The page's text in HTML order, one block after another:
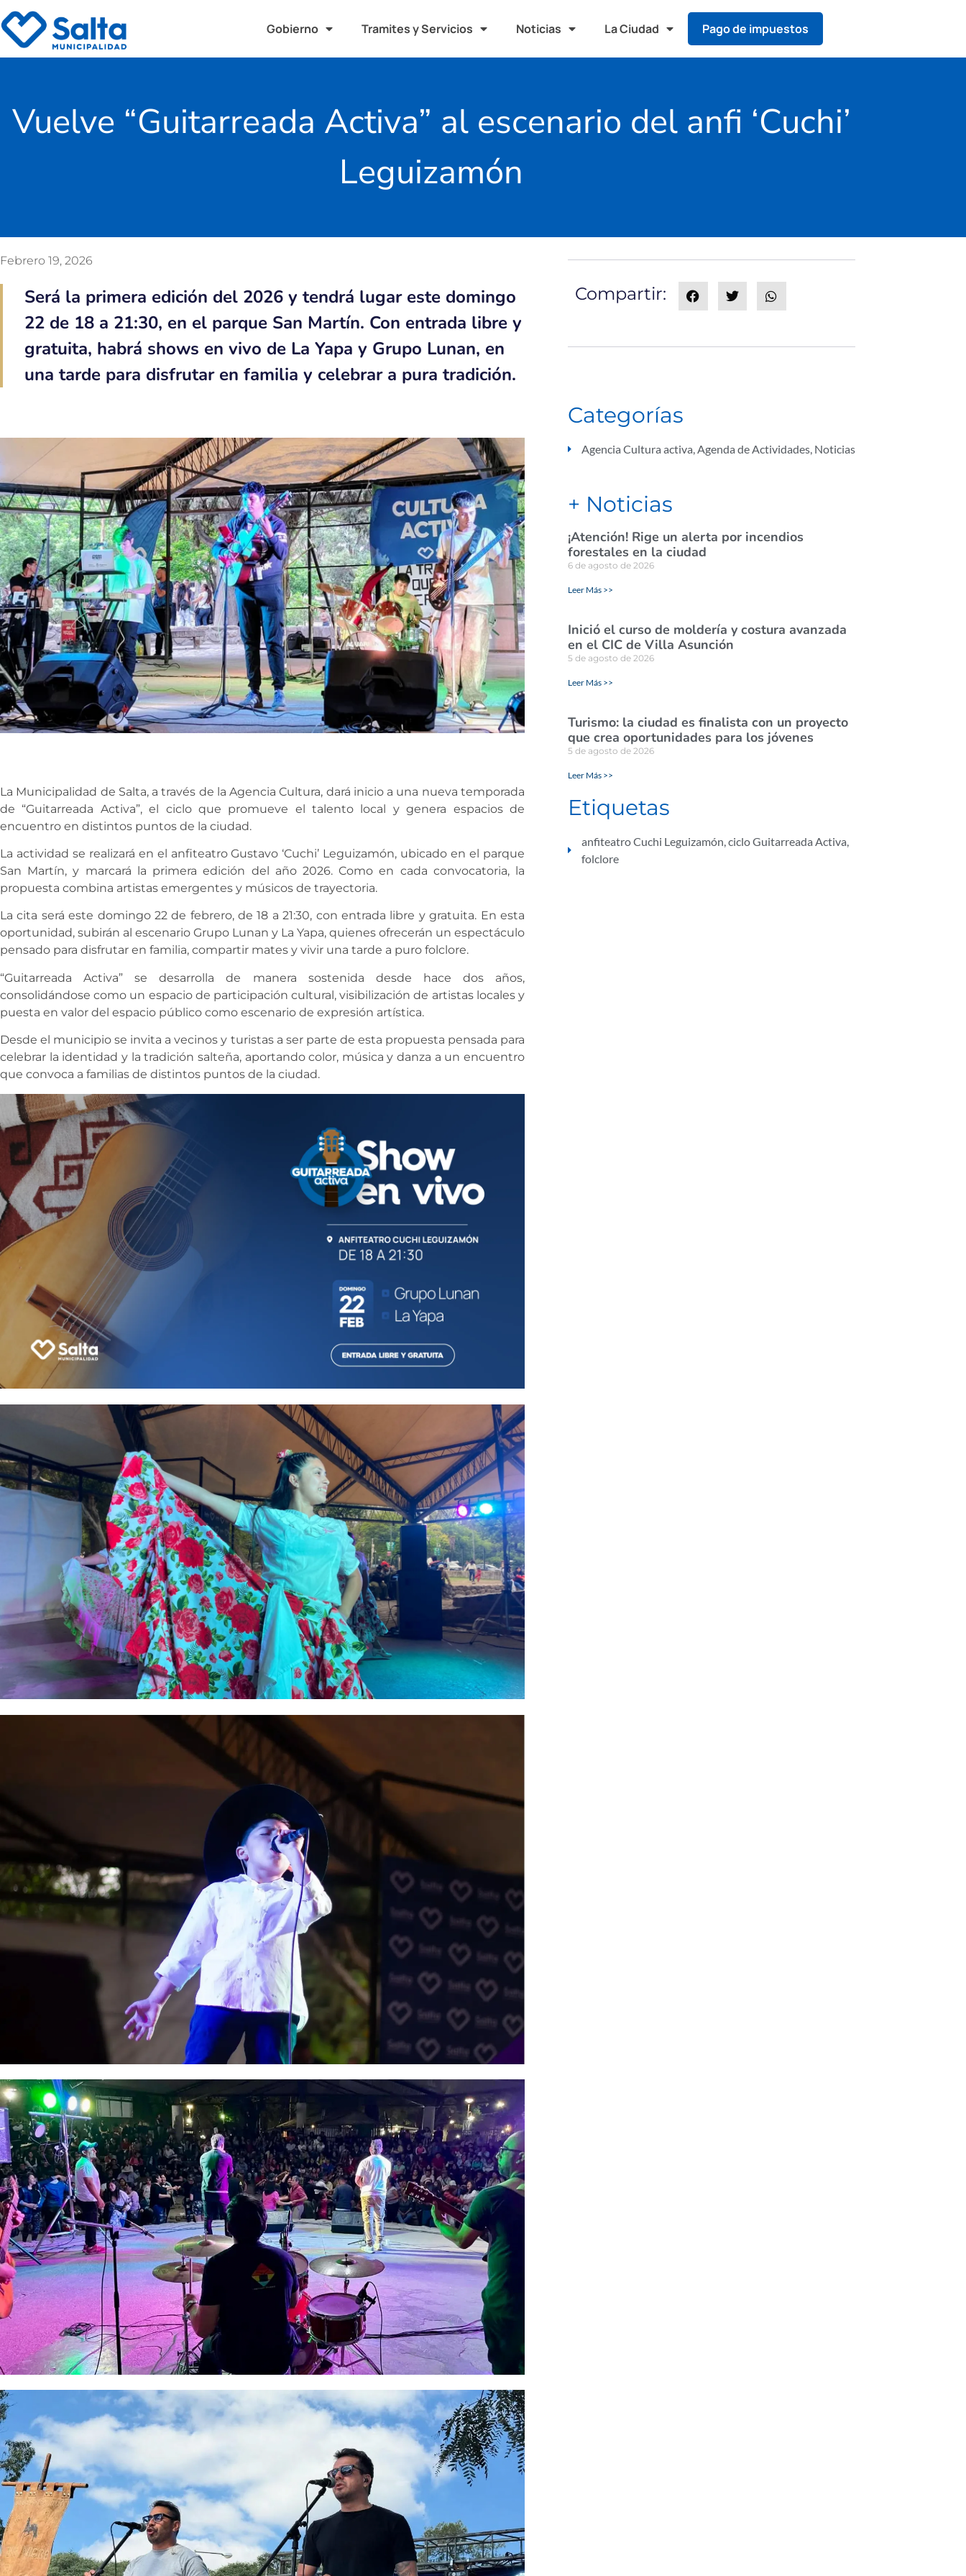
Gobierno Tramites y Servicios Noticias La Ciudad Pago de impuestos
Vuelve “Guitarreada Activa” al escenario del anfi ‘Cuchi’
Leguizamón
Febrero 19, 2026
Será la primera edición del 2026 y tendrá lugar este domingo
22 de 18 a 21:30, en el parque San Martín. Con entrada libre y
gratuita, habrá shows en vivo de La Yapa y Grupo Lunan, en
una tarde para disfrutar en familia y celebrar a pura tradición.
La Municipalidad de Salta, a través de la Agencia Cultura, dará inicio a una nueva temporada
de “Guitarreada Activa”, el ciclo que promueve el talento local y genera espacios de
encuentro en distintos puntos de la ciudad.
La actividad se realizará en el anfiteatro Gustavo ‘Cuchi’ Leguizamón, ubicado en el parque
San Martín, y marcará la primera edición del año 2026. Como en cada convocatoria, la
propuesta combina artistas emergentes y músicos de trayectoria.
La cita será este domingo 22 de febrero, de 18 a 21:30, con entrada libre y gratuita. En esta
oportunidad, subirán al escenario Grupo Lunan y La Yapa, quienes ofrecerán un espectáculo
pensado para disfrutar en familia, compartir mates y vivir una tarde a puro folclore.
“Guitarreada Activa” se desarrolla de manera sostenida desde hace dos años,
consolidándose como un espacio de participación cultural, visibilización de artistas locales y
puesta en valor del espacio público como escenario de expresión artística.
Desde el municipio se invita a vecinos y turistas a ser parte de esta propuesta pensada para
celebrar la identidad y la tradición salteña, aportando color, música y danza a un encuentro
que convoca a familias de distintos puntos de la ciudad.
Compartir:
Categorías
Agencia Cultura activa,Agenda de Actividades, Noticias
+ Noticias
¡Atención! Rige un alerta por incendios
forestales en la ciudad
6 de agosto de 2026
Leer Más >>
Inició el curso de moldería y costura avanzada
en el CIC de Villa Asunción
5 de agosto de 2026
Leer Más >>
Turismo: la ciudad es finalista con un proyecto
que crea oportunidades para los jóvenes
5 de agosto de 2026
Leer Más >>
Etiquetas
anfiteatro Cuchi Leguizamón,ciclo Guitarreada Activa,
folclore